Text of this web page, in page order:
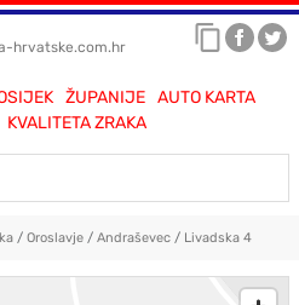
hrvatske.com.hr
ŽUPANIJE
AUTO KARTA
KVALITETA ZRAKA
/ Oroslavje/ Andraševec/ Livadska 4